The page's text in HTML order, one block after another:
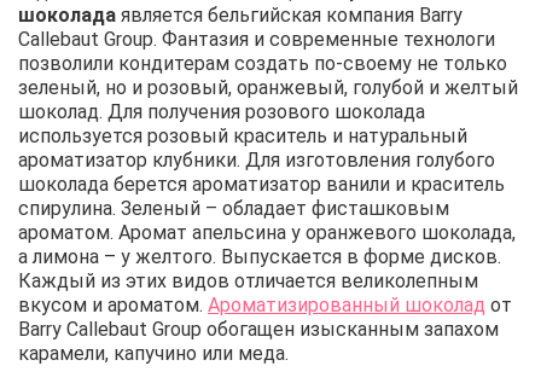
шоколада является бельгийская компания Barry
Callebaut Group. Фантазия и современные технологи
позволили кондитерам создать по-своему не только
зеленый, но и розовый, оранжевый, голубой и желтый
шоколад. Для получения розового шоколада
используется розовый краситель и натуральный
ароматизатор клубники. Для изготовления голубого
шоколада берется ароматизатор ванили и краситель
спирулина. Зеленый – обладает фисташковым
ароматом. Аромат апельсина у оранжевого шоколада,
а лимона – у желтого. Выпускается в форме дисков.
Каждый из этих видов отличается великолепным
вкусом и ароматом. Ароматизированный шоколад от
Barry Callebaut Group обогащен изысканным запахом
карамели, капучино или меда.